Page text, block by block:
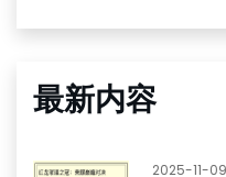
最新内容
2025-11-09